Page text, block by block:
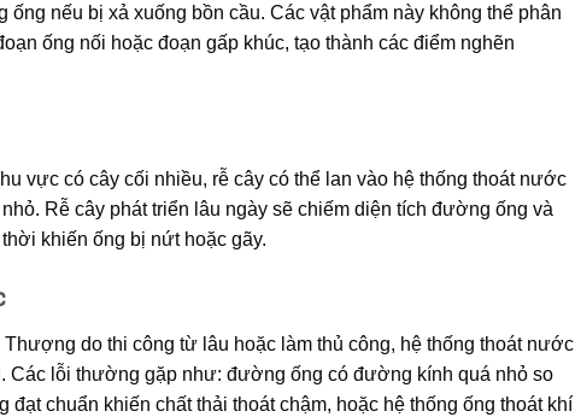
nếu bị xả xuống bồn cầu. Các vật phẩm này không thể phân
ống nối hoặc đoạn gấp khúc, tạo thành các điểm nghẽn
vực có cây cối nhiều, rễ cây có thể lan vào hệ thống thoát nước
Rễ cây phát triển lâu ngày sẽ chiếm diện tích đường ống và
khiến ống bị nứt hoặc gãy.
do thi công từ lâu hoặc làm thủ công, hệ thống thoát nước
Các lỗi thường gặp như: đường ống có đường kính quá nhỏ so
đạt chuẩn khiến chất thải thoát chậm, hoặc hệ thống ống thoát khí